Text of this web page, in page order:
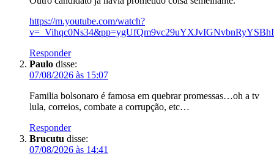
https://m.youtube.com/watch?
Responder
Paulo disse:
07/08/2026 às 15:07
Familia bolsonaro é famosa em quebrar promessas…oh a tv
lula, correios, combate a corrupção, etc…
Responder
Brucutu disse:
07/08/2026 às 14:41